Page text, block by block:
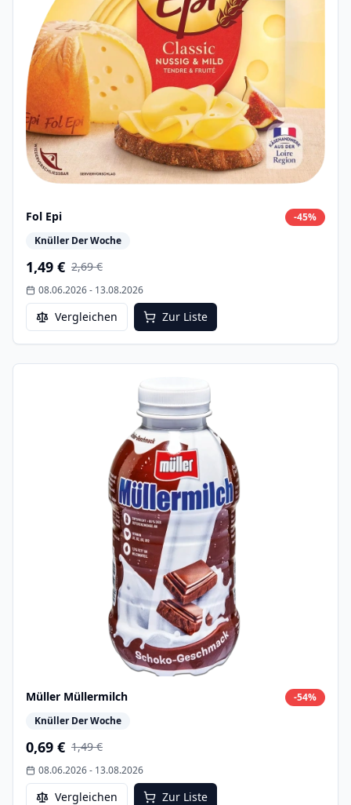
Fol Epi -45%
Knüller Der Woche
1,49 € 2,69 €
08.06.2026- 13.08.2026
Vergleichen Zur Liste
Müller Müllermilch -54%
Knüller Der Woche
0,69 € 1,49 €
08.06.2026- 13.08.2026
Vergleichen Zur Liste